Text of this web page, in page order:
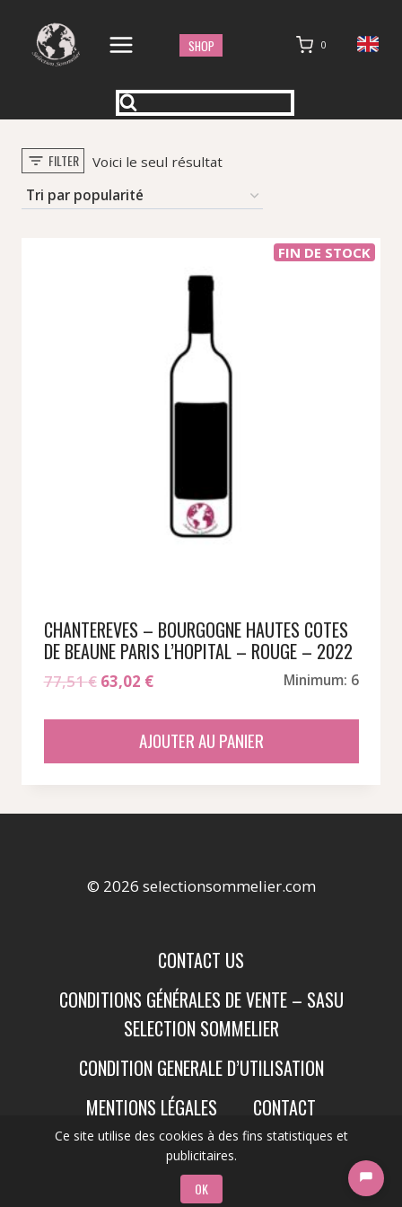
Ce site utilise des cookies à des fins statistiques et
publicitaires.
OK
contenu
SHOP 0
FILTER Voici le seul résultat
FIN DE STOCK
CHANTEREVES – BOURGOGNE HAUTES COTES
DE BEAUNE PARIS L’HOPITAL – ROUGE – 2022
77,51€ Le
était :
63,02 €Le
est :
Minimum: 6
AJOUTER AU PANIER
© 2026 selectionsommelier.com
CONTACT US
CONDITIONS GÉNÉRALES DE VENTE – SASU
SELECTION SOMMELIER
CONDITION GENERALE D’UTILISATION
MENTIONS LÉGALES
CONTACT